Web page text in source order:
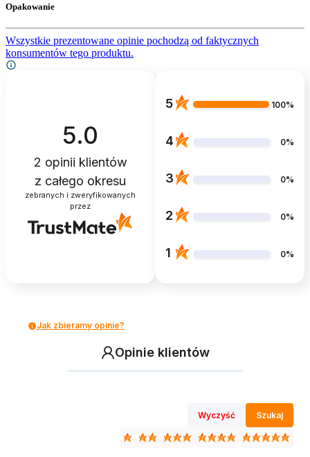
Opakowanie
Wszystkie prezentowane opinie pochodzą od faktycznych
konsumentów tego produktu.
5.0
2 opinii klientów
z całego okresu
zebranych i zweryfikowanych
przez
5 100%
4 0%
3 0%
2 0%
1 0%
Jak zbieramy opinie?
Opinie klientów
Wyczyść Szukaj